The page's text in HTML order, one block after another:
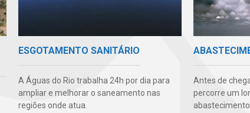
ESGOTAMENTO SANITÁRIO
A Águas do Rio trabalha 24h por dia para
ampliar e melhorar o saneamento nas
regiões onde atua.
Antes de
percorre um